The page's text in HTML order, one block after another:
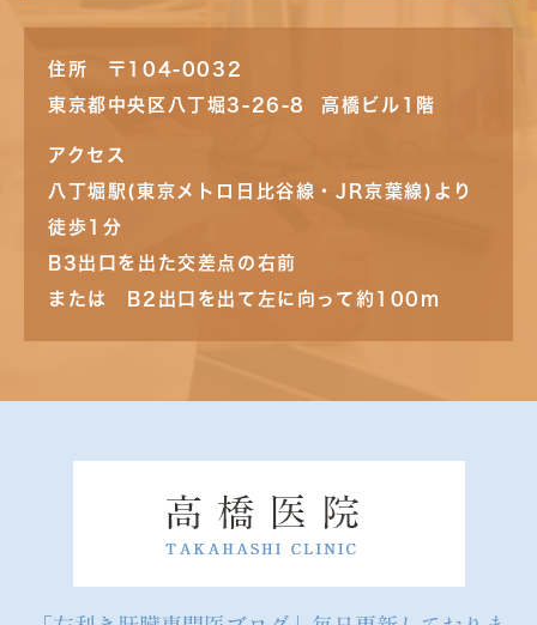
住所 〒104-0032
東京都中央区八丁堀3-26-8 高橋ビル1階
アクセス
八丁堀駅(東京メトロ日比谷線・JR京葉線)より
徒歩1分
B3出口を出た交差点の右前
または B2出口を出て左に向って約100m